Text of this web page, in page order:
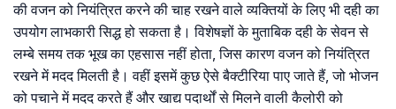
की वजन को नियंत्रित करने की चाह रखने वाले व्यक्तियों के लिए भी दही का
उपयोग लाभकारी सिद्ध हो सकता है। विशेषज्ञों के मुताबिक दही के सेवन से
लम्बे समय तक भूख का एहसास नहीं होता, जिस कारण वजन को नियंत्रित
रखने में मदद मिलती है। वहीं इसमें कुछ ऐसे बैक्टीरिया पाए जाते हैं, जो भोजन
को पचाने में मदद करते हैं और खाद्य पदार्थों से मिलने वाली कैलोरी को